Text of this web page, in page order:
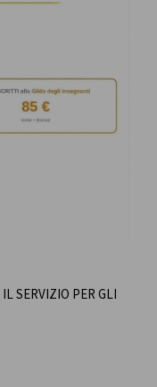
SERVIZIO PER GLI